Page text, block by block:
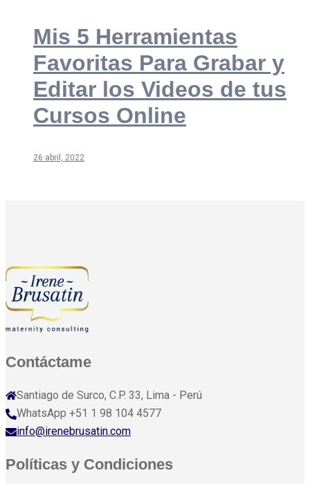
Mis 5 Herramientas
Favoritas Para Grabar y
Editar los Videos de tus
Cursos Online
26 abril, 2022
Contáctame
Santiago de Surco, C.P. 33, Lima - Perú
WhatsApp +51 1 98 104 4577
info@irenebrusatin.com
Políticas y Condiciones